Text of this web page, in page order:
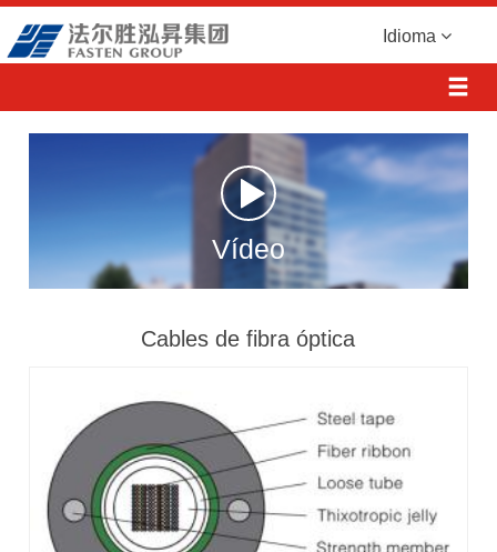
Idioma
Vídeo
Cables de fibra óptica